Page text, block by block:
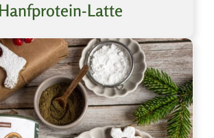
Latte